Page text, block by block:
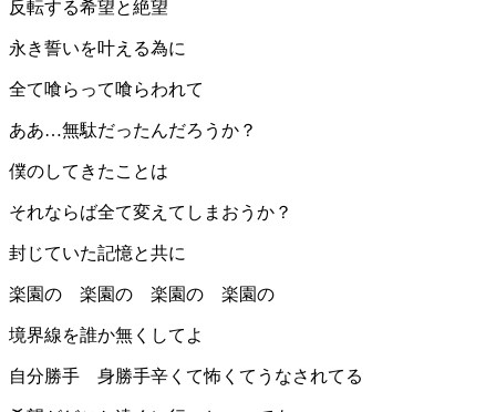
反転する希望と絶望
永き誓いを叶える為に
全て喰らって喰らわれて
ああ…無駄だったんだろうか？
僕のしてきたことは
それならば全て変えてしまおうか？
封じていた記憶と共に
楽園の 楽園の 楽園の 楽園の
境界線を誰か無くしてよ
自分勝手 身勝手辛くて怖くてうなされてる